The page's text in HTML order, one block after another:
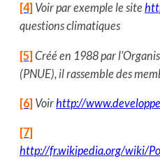
[4] Voir par exemple le site
questions climatiques
[5] Créé en 1988 par
(PNUE), il rassemble des
[6] Voirhttp://
[7]
http://fr.wikipedia.org/wiki/